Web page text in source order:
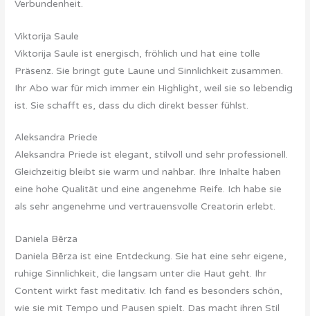
Verbundenheit.
Viktorija Saule
Viktorija Saule ist energisch, fröhlich und hat eine tolle
Präsenz. Sie bringt gute Laune und Sinnlichkeit zusammen.
Ihr Abo war für mich immer ein Highlight, weil sie so lebendig
ist. Sie schafft es, dass du dich direkt besser fühlst.
Aleksandra Priede
Aleksandra Priede ist elegant, stilvoll und sehr professionell.
Gleichzeitig bleibt sie warm und nahbar. Ihre Inhalte haben
eine hohe Qualität und eine angenehme Reife. Ich habe sie
als sehr angenehme und vertrauensvolle Creatorin erlebt.
Daniela Bērza
Daniela Bērza ist eine Entdeckung. Sie hat eine sehr eigene,
ruhige Sinnlichkeit, die langsam unter die Haut geht. Ihr
Content wirkt fast meditativ. Ich fand es besonders schön,
wie sie mit Tempo und Pausen spielt. Das macht ihren Stil